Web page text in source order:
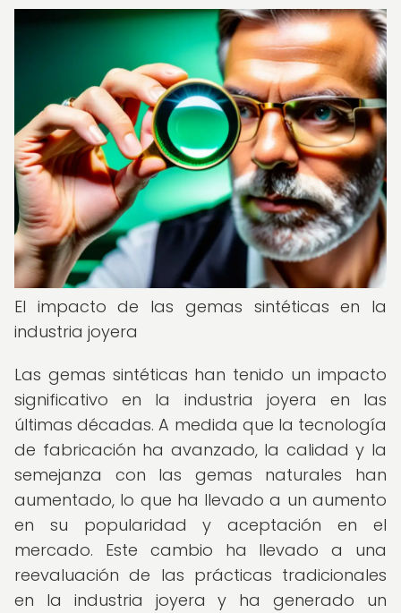
El impacto de las gemas sintéticas en la
industria joyera
Las gemas sintéticas han tenido un impacto
significativo en la industria joyera en las
últimas décadas. A medida que la tecnología
de fabricación ha avanzado, la calidad y la
semejanza con las gemas naturales han
aumentado, lo que ha llevado a un aumento
en su popularidad y aceptación en el
mercado. Este cambio ha llevado a una
reevaluación de las prácticas tradicionales
en la industria joyera y ha generado un